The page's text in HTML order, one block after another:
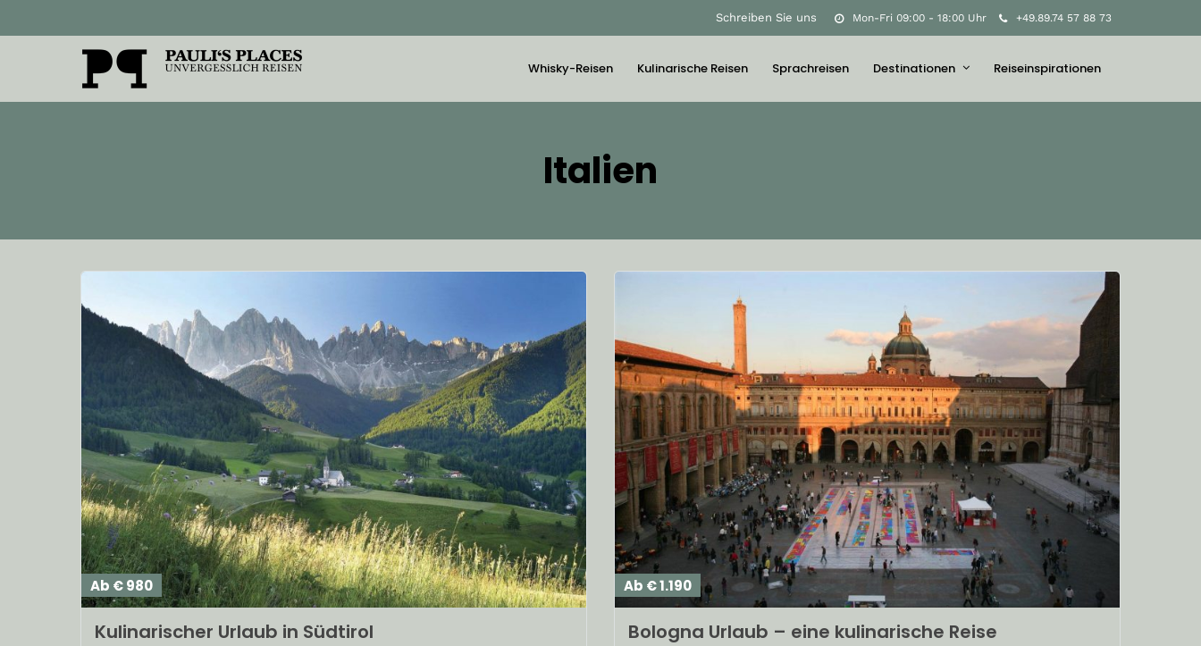
Mon-Fri 09:00 - 18:00 Uhr +49.89.74 57 88 73
Schreiben Sie uns
Whisky-Reisen Kulinarische Reisen Sprachreisen Destinationen Reiseinspirationen
Italien
Ab € 980
Kulinarischer Urlaub in Südtirol
Ab € 1.190
Bologna Urlaub – eine kulinarische Reise